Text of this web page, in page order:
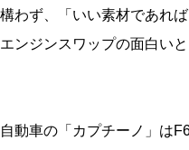
わず、「いい素材であれ
ンジンスワップの面白い
動車の「カプチーノ」は